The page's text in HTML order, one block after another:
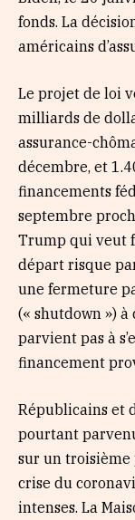
fonds. La
américains
Le projet de loi
milliards de
assurance-
décembre, et
financements
septembre
Trump qui veut
départ risque
une fermeture
(« shutdown »)
parvient pas à
financement
Républicains et
pourtant
sur un troisième
crise du
intenses. La